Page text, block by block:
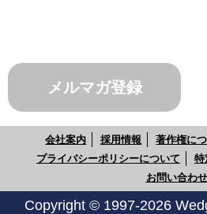
メルマガ登録
会社案内 採用情報 著作権に
プライバシーポリシーについて
特
お問い合わせ
Copyright © 1997-2026